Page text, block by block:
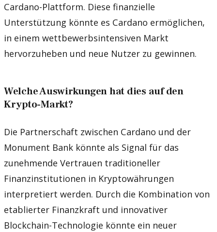
Cardano-Plattform. Diese finanzielle
Unterstützung könnte es Cardano ermöglichen,
in einem wettbewerbsintensiven Markt
hervorzuheben und neue Nutzer zu gewinnen.
Welche Auswirkungen hat dies auf den
Krypto-Markt?
Die Partnerschaft zwischen Cardano und der
Monument Bank könnte als Signal für das
zunehmende Vertrauen traditioneller
Finanzinstitutionen in Kryptowährungen
interpretiert werden. Durch die Kombination von
etablierter Finanzkraft und innovativer
Blockchain-Technologie könnte ein neuer